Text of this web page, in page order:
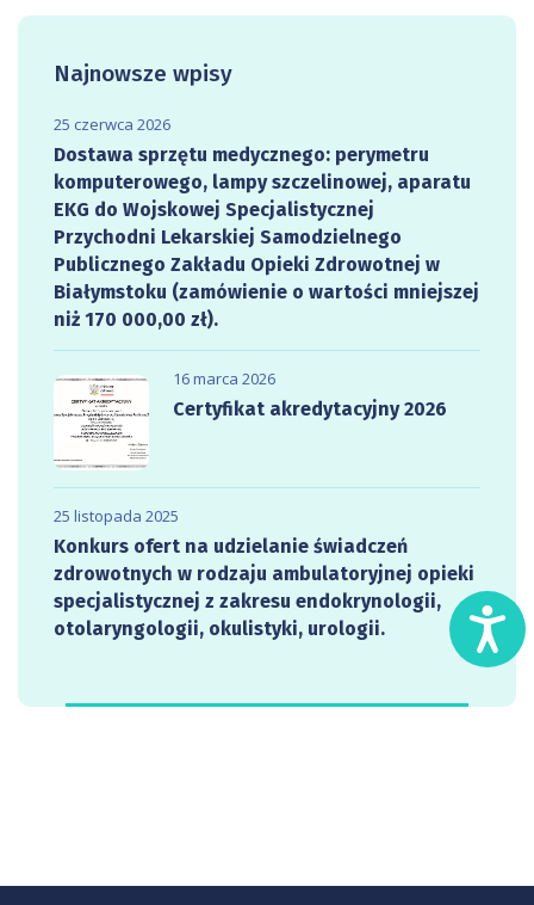
D
N
Najnowsze wpisy
25 czerwca 2026
Dostawa sprzętu medycznego: perymetru
komputerowego, lampy szczelinowej, aparatu
EKG do Wojskowej Specjalistycznej
Przychodni Lekarskiej Samodzielnego
Publicznego Zakładu Opieki Zdrowotnej w
Białymstoku (zamówienie o wartości mniejszej
niż 170 000,00 zł).
16 marca 2026
Certyfikat akredytacyjny 2026
25 listopada 2025
Konkurs ofert na udzielanie świadczeń
zdrowotnych w rodzaju ambulatoryjnej opieki
specjalistycznej z zakresu endokrynologii,
otolaryngologii, okulistyki, urologii.